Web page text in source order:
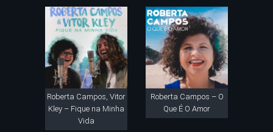
Roberta Campos, Vitor
Kley – Fique na Minha
Vida
Roberta Campos – O
Que É O Amor